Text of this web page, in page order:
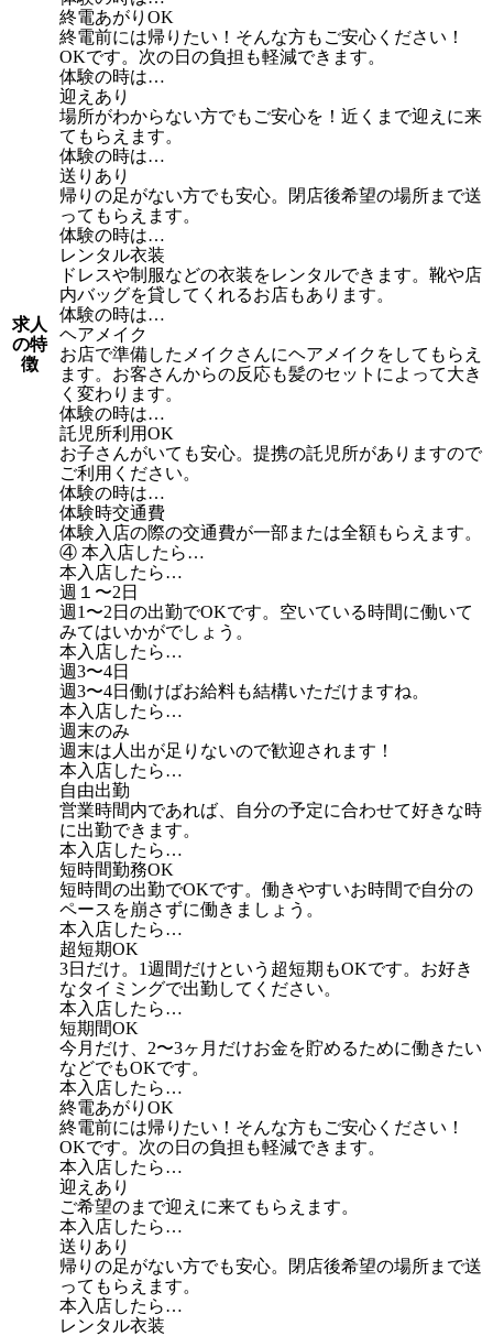
求人
の特
徴
終電あがりOK
終電前には帰りたい！そんな方もご安心ください！
OKです。次の日の負担も軽減できます。
体験の時は…
迎えあり
場所がわからない方でもご安心を！近くまで迎えに来
てもらえます。
体験の時は…
送りあり
帰りの足がない方でも安心。閉店後希望の場所まで送
ってもらえます。
体験の時は…
レンタル衣装
ドレスや制服などの衣装をレンタルできます。靴や店
内バッグを貸してくれるお店もあります。
体験の時は…
ヘアメイク
お店で準備したメイクさんにヘアメイクをしてもらえ
ます。お客さんからの反応も髪のセットによって大き
く変わります。
体験の時は…
託児所利用OK
お子さんがいても安心。提携の託児所がありますので
ご利用ください。
体験の時は…
体験時交通費
体験入店の際の交通費が一部または全額もらえます。
④ 本入店したら…
本入店したら…
週１〜2日
週1〜2日の出勤でOKです。空いている時間に働いて
みてはいかがでしょう。
本入店したら…
週3〜4日
週3〜4日働けばお給料も結構いただけますね。
本入店したら…
週末のみ
週末は人出が足りないので歓迎されます！
本入店したら…
自由出勤
営業時間内であれば、自分の予定に合わせて好きな時
に出勤できます。
本入店したら…
短時間勤務OK
短時間の出勤でOKです。働きやすいお時間で自分の
ペースを崩さずに働きましょう。
本入店したら…
超短期OK
3日だけ。1週間だけという超短期もOKです。お好き
なタイミングで出勤してください。
本入店したら…
短期間OK
今月だけ、2〜3ヶ月だけお金を貯めるために働きたい
などでもOKです。
本入店したら…
終電あがりOK
終電前には帰りたい！そんな方もご安心ください！
OKです。次の日の負担も軽減できます。
本入店したら…
迎えあり
ご希望のまで迎えに来てもらえます。
本入店したら…
送りあり
帰りの足がない方でも安心。閉店後希望の場所まで送
ってもらえます。
本入店したら…
レンタル衣装